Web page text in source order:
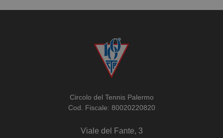
Circolo del Tennis Palermo
Cod. Fiscale: 80020220820
Viale del Fante, 3